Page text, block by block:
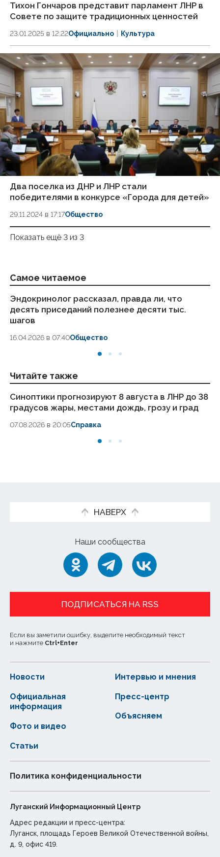
Тихон Гончаров представит парламент ЛНР в
Совете по защите традиционных ценностей
23.01.2025 в 12:22Официально Культура
Два поселка из ДНР и ЛНР стали
победителями в конкурсе «Города для детей»
29.11.2024 в 17:17Общество
Показать ещё 3 из 3
Самое читаемое
Эндокринолог рассказал, правда ли, что
десять приседаний полезнее десяти тыс.
шагов
16.04.2026 в 07:40Общество
Читайте также
Синоптики прогнозируют 8 августа в ЛНР до 38
градусов жары, местами дождь, грозу и град
07.08.2026 в 20:05Справка
НАВЕРХ
Наши сообщества
ПОДПИСАТЬСЯ НА RSS
Если вы заметили ошибку, выделите необходимый текст
и нажмите Ctrl+Enter
Новости
Статьи
Официальная
информация
Интервью и мнения
Фото и видео
Пресс-центр
Объясняем
Политика конфиденциальности
Луганский Информационный Центр
Адрес редакции и пресс-центра:
Луганск, площадь Героев Великой Отечественной войны,
д. 9, офис 419.